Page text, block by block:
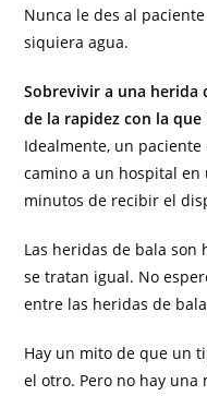
Nunca le des al
siquiera agua.
Sobrevivir a una herida
de la rapidez con la
Idealmente, un
camino a un hospital
minutos de recibir el
Las heridas de bala
se tratan igual. No
entre las heridas de
Hay un mito de que un
el otro. Pero no hay